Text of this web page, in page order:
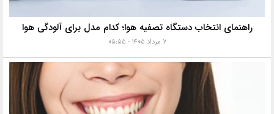
راهنمای انتخاب دستگاه تصفیه هوا؛ کدام مدل برای آلودگی هوا
۷ مرداد ۱۴۰۵ - ۰۵:۵۵